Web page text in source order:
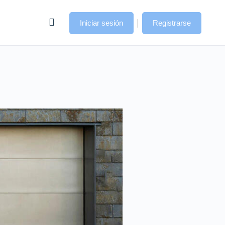
Iniciar sesión | Registrarse